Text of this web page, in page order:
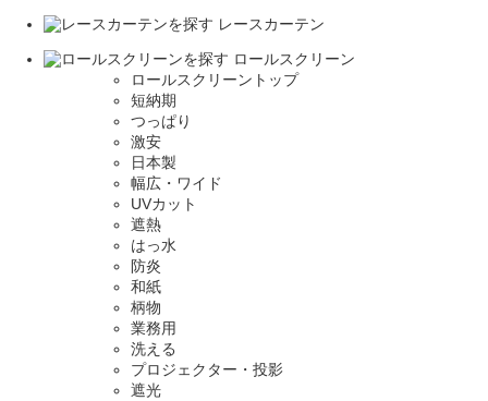
レースカーテン
ロールスクリーン
ロールスクリーントップ
短納期
つっぱり
激安
日本製
幅広・ワイド
UVカット
遮熱
はっ水
防炎
和紙
柄物
業務用
洗える
プロジェクター・投影
遮光